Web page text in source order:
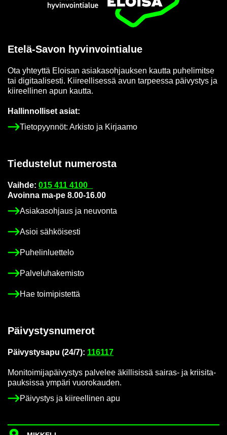
Etusi­vu
Etelä-​Savon hy­vin­voin­tia­lue
Ota yh­teyt­tä Eloi­san asia­kas­oh­jauk­sen kaut­ta pu­he­li­mit­se
tai di­gi­taa­li­ses­ti. Kii­reel­li­ses­sä avun tar­pees­sa päi­vys­tys ja
kii­reel­li­nen apun kaut­ta.
Hal­lin­nol­li­set asiat:
Tie­to­pyyn­nöt: Ar­kis­to ja Kir­jaa­mo
Tie­dus­te­lut nu­me­ros­ta
Vaih­de: 015 411 4100
Avoin­na ma-pe 8.00-16.00
Asia­kas­oh­jaus ja neu­von­ta
Asioi säh­köi­ses­ti
Pu­he­lin­luet­te­lo
Pal­ve­lu­ha­ke­mis­to
Hae toi­mi­pis­tet­tä
Päi­vys­tys­nu­me­rot
Päi­vys­tys­a­pu (24/7): 116117
Mo­ni­toi­mi­ja­päi­vys­tys pal­ve­lee äkil­li­sis­sä sairas-​ ja krii­si­ta­
pauk­sis­sa ym­pä­ri vuo­ro­kau­den.
Päi­vys­tys ja kii­reel­li­nen apu